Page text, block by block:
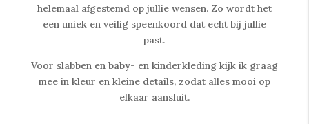
helemaal afgestemd op jullie wensen. Zo wordt het
een uniek en veilig speenkoord dat echt bij jullie
past.
Voor slabben en baby- en kinderkleding kijk ik graag
mee in kleur en kleine details, zodat alles mooi op
elkaar aansluit.